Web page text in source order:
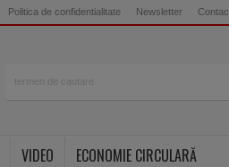
Politica de confidentialitate Newsletter
VIDEO
ECONOMIE CIRCULARĂ